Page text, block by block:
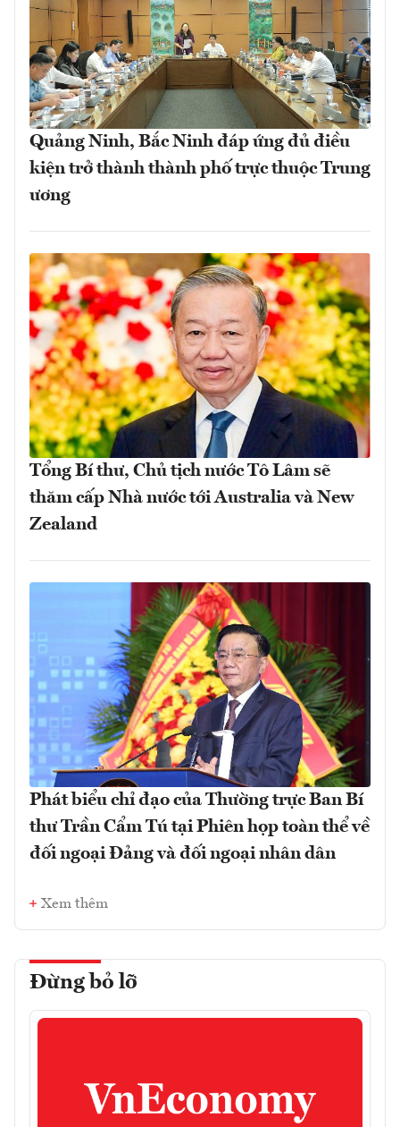
Quảng Ninh, Bắc Ninh đáp ứng đủ điều
kiện trở thành thành phố trực thuộc Trung
ương
Tổng Bí thư, Chủ tịch nước Tô Lâm sẽ
thăm cấp Nhà nước tới Australia và New
Zealand
Phát biểu chỉ đạo của Thường trực Ban Bí
thư Trần Cẩm Tú tại Phiên họp toàn thể về
đối ngoại Đảng và đối ngoại nhân dân
Xem thêm
Đừng bỏ lỡ